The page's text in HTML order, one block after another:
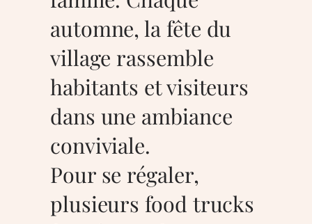
automne, la fête du
village rassemble
habitants et visiteurs
dans une ambiance
conviviale.
Pour se régaler,
plusieurs food trucks